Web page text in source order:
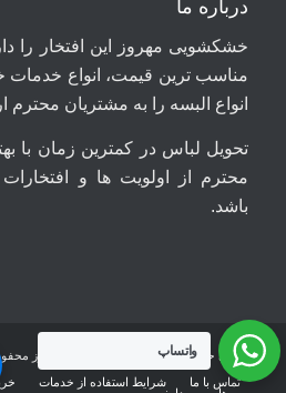
درباره ما
خشکشویی مهروز این افتخار را
مناسب ترین قیمت، انواع
انواع البسه را به مشتریان محترم
تحویل لباس در کمترین زمان با
محترم از اولویت ها و
باشد.
تمامی حقوق سایت برای خشکشویی مهروز
تماس با ما
شرایط استفاده از خدمات
واتساپ